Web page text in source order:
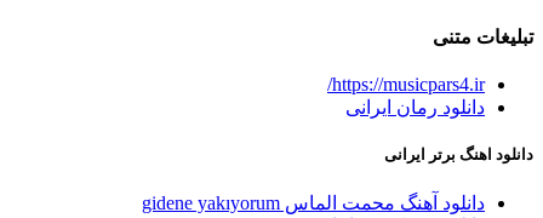
تبلیغات متنی
https://musicpars4.ir/
دانلود رمان ایرانی
دانلود اهنگ برتر ایرانی
دانلود آهنگ محمت الماس gidene yakıyorum